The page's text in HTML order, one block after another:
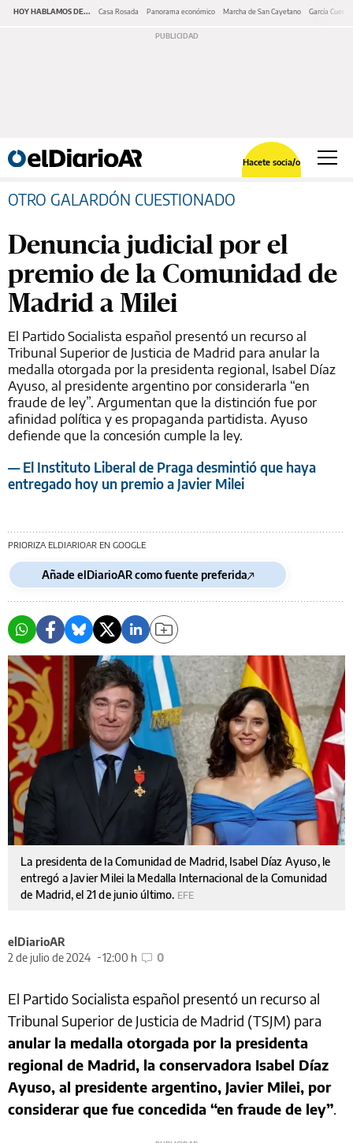
HOY HABLAMOS DE... Casa Rosada Panorama económico Marcha de San Cayetano García Cuerva
Hacete socia/o
OTRO GALARDÓN CUESTIONADO
Denuncia judicial por el
premio de la Comunidad de
Madrid a Milei
El Partido Socialista español presentó un recurso al
Tribunal Superior de Justicia de Madrid para anular la
medalla otorgada por la presidenta regional, Isabel Díaz
Ayuso, al presidente argentino por considerarla “en
fraude de ley”. Argumentan que la distinción fue por
afinidad política y es propaganda partidista. Ayuso
defiende que la concesión cumple la ley.
— El Instituto Liberal de Praga desmintió que haya
entregado hoy un premio a Javier Milei
PRIORIZA ELDIARIOAR EN GOOGLE
Añade elDiarioAR como fuente preferida
La presidenta de la Comunidad de Madrid, Isabel Díaz Ayuso, le
entregó a Javier Milei la Medalla Internacional de la Comunidad
de Madrid, el 21 de junio último. EFE
elDiarioAR
2 de julio de 2024
12:00 h 0
El Partido Socialista español presentó un recurso al
Tribunal Superior de Justicia de Madrid (TSJM) para
anular la medalla otorgada por la presidenta
regional de Madrid, la conservadora Isabel Díaz
Ayuso, al presidente argentino, Javier Milei, por
considerar que fue concedida “en fraude de ley”.